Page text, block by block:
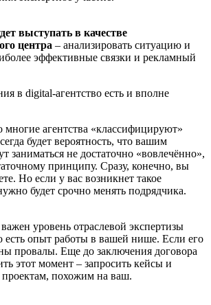
выступать в качестве
центра – анализировать ситуацию и
эффективные связки и рекламный
в digital-агентство есть и вполне
многие агентства «классифицируют»
будет вероятность, что вашим
заниматься не достаточно «вовлечённо»,
принципу. Сразу, конечно, вы
Но если у вас возникнет такое
будет срочно менять подрядчика.
уровень отраслевой экспертизы
есть опыт работы в вашей нише. Если его
провалы. Еще до заключения договора
этот момент – запросить кейсы и
проектам, похожим на ваш.